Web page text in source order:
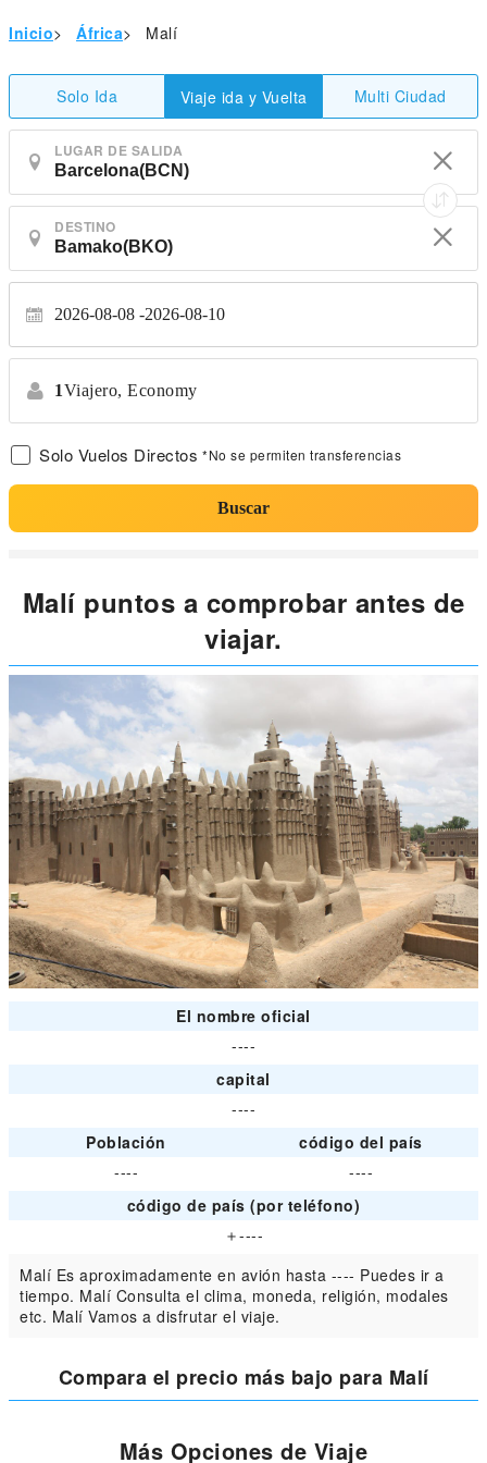
Inicio> África> Malí
Solo Ida Viaje ida y Vuelta Multi Ciudad
LUGAR DE SALIDA
DESTINO
2026-08-08 2026-08-10
1Viajero, Economy
Solo Vuelos Directos *No se permiten transferencias
Buscar
Malí puntos a comprobar antes de
viajar.
El nombre oficial
----
capital
----
Población
código del país
----
----
código de país (por teléfono)
＋----
Malí Es aproximadamente en avión hasta ---- Puedes ir a
tiempo. Malí Consulta el clima, moneda, religión, modales
etc. Malí Vamos a disfrutar el viaje.
Compara el precio más bajo para Malí
Más Opciones de Viaje